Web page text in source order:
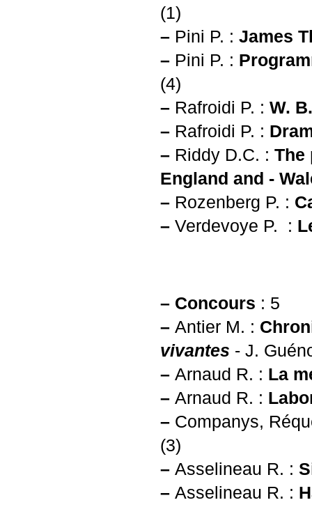
(1)
– Pini P. : James
– Pini P. :
(4)
– Rafroidi P. : W. B.
– Rafroidi P. :
– Riddy D.C. : The
England and -
– Rozenberg P. :
– Verdevoye P. :
– Concours : 5
– Antier M. :
vivantes - J.
– Arnaud R. : La
– Arnaud R. :
– Companys,
(3)
– Asselineau R. :
– Asselineau R. :